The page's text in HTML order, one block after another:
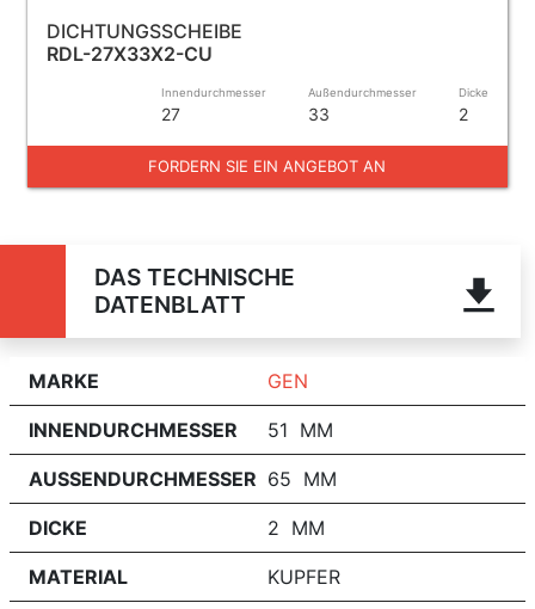
DICHTUNGSSCHEIBE
RDL-27X33X2-CU
Innendurchmesser
27
Außendurchmesser
33
Dicke
2
FORDERN SIE EIN ANGEBOT AN
DAS TECHNISCHE
DATENBLATT
MARKE GEN
INNENDURCHMESSER 51 MM
AUSSENDURCHMESSER 65 MM
DICKE 2 MM
MATERIAL KUPFER